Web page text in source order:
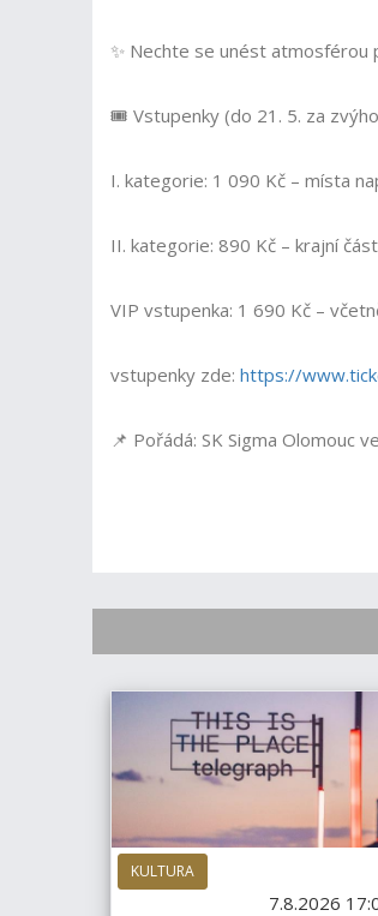
✨ Nechte se unést atmosférou
🎟 Vstupenky (do 21. 5. za
I. kategorie: 1 090 Kč – místa
II. kategorie: 890 Kč – krajní
VIP vstupenka: 1 690 Kč –
vstupenky zde: https://
📌 Pořádá: SK Sigma Olomouc
KULTURA
7.8.2026